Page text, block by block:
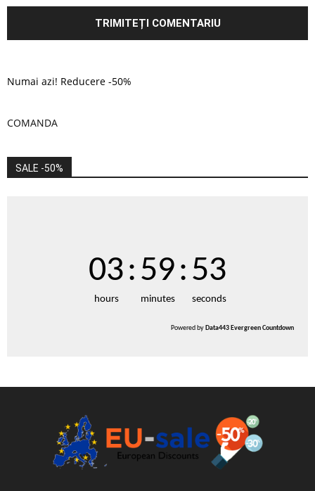
Numai azi! Reducere -50%
COMANDA
SALE -50%
03
hours
:59
minutes
:52
seconds
Powered byData443 Evergreen Countdown